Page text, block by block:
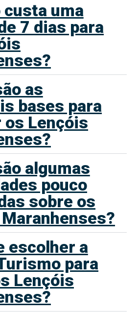
custa uma
7 dias para
as
bases para
os Lençóis
algumas
pouco
sobre os
escolher a
para
Lençóis